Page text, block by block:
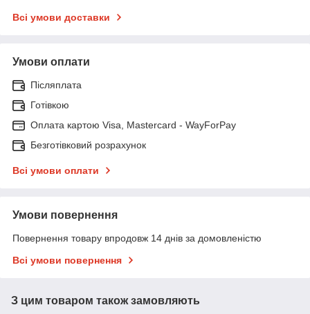
Всі умови доставки
Умови оплати
Післяплата
Готівкою
Оплата картою Visa, Mastercard - WayForPay
Безготівковий розрахунок
Всі умови оплати
Умови повернення
Повернення товару впродовж 14 днів за домовленістю
Всі умови повернення
З цим товаром також замовляють